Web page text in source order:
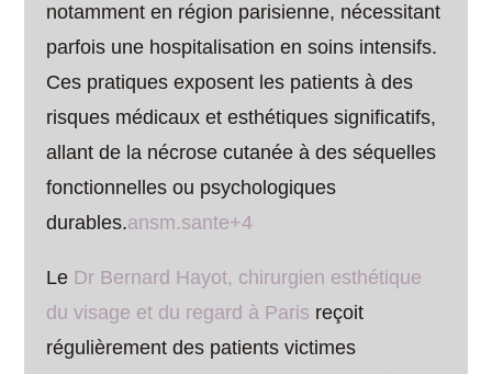
notamment en région parisienne, nécessitant
parfois une hospitalisation en soins intensifs.
Ces pratiques exposent les patients à des
risques médicaux et esthétiques significatifs,
allant de la nécrose cutanée à des séquelles
fonctionnelles ou psychologiques
durables.ansm.sante+4
Le Dr Bernard Hayot, chirurgien esthétique
du visage et du regard à Paris reçoit
régulièrement des patients victimes